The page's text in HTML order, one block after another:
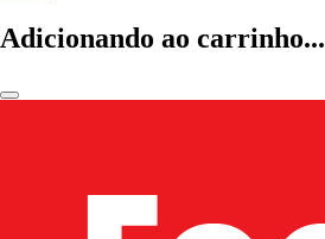
Adicionando ao carrinho...